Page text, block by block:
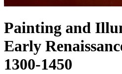
Painting and
Early
1300-1450